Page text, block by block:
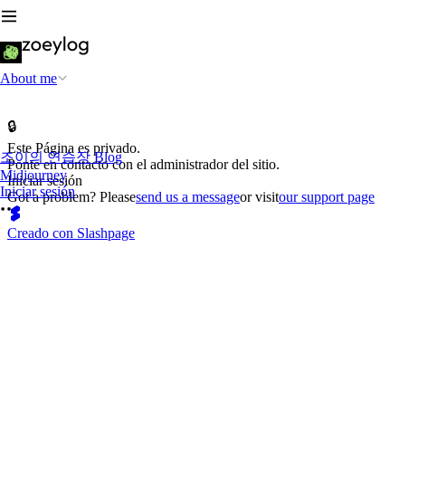
About me
조이의 연습장 Blog
Midjourney
Iniciar sesión
🔒
Este Página es privado.
Ponte en contacto con el administrador del sitio.
Iniciar sesión
Got a problem? Pleasesend us a messageor visitour support page
Creado con Slashpage